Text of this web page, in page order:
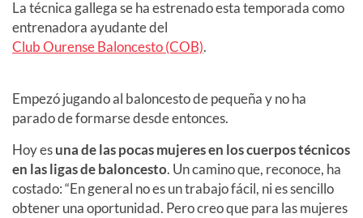
La técnica gallega se ha estrenado esta temporada como
entrenadora ayudante del
Club Ourense Baloncesto (COB).
Empezó jugando al baloncesto de pequeña y no ha
parado de formarse desde entonces.
Hoy esuna de las pocas mujeres en los cuerpos técnicos
en las ligas de baloncesto. Un camino que, reconoce, ha
costado: “En general no es un trabajo fácil, ni es sencillo
obtener una oportunidad. Pero creo que para las mujeres